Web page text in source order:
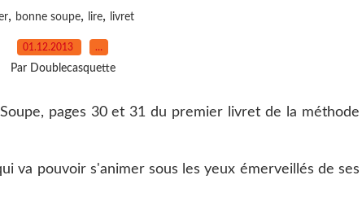
, bonne soupe, lire, livret
01.12.2013 …
Par Doublecasquette
pages 30 et 31 du premier livret de la méthode
va pouvoir s'animer sous les yeux émerveillés de ses